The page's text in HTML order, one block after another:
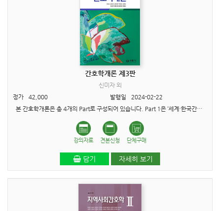
간호학개론 제3판
신미자 외
정가
42,000 발행일
2024-02-22
본 간호학개론은 총 4개의 Part로 구성되어 있습니다. Part 1은 ‘세계·한국간호의 역사’이며, Part 2는 ‘간호이론·철학’, Part 3은 ‘간호윤리&rsqu..
강의자료 견본신청 단체구매
담기 자세히 보기